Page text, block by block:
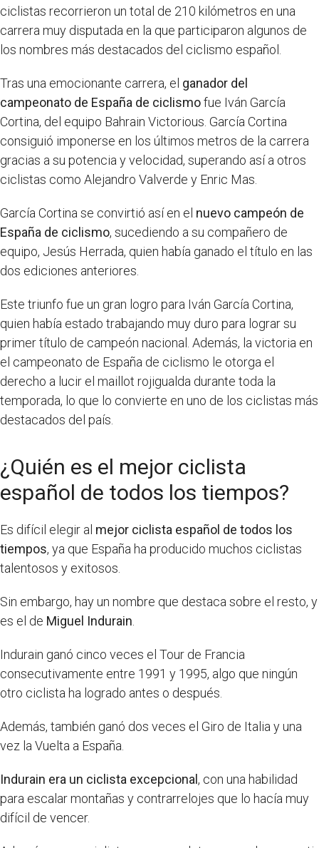
ciclistas recorrieron un total de 210 kilómetros en una
carrera muy disputada en la que participaron algunos de
los nombres más destacados del ciclismo español.
Tras una emocionante carrera, el ganador del
campeonato de España de ciclismofue Iván García
Cortina, del equipo Bahrain Victorious. García Cortina
consiguió imponerse en los últimos metros de la carrera
gracias a su potencia y velocidad, superando así a otros
ciclistas como Alejandro Valverde y Enric Mas.
García Cortina se convirtió así en el nuevo campeón de
España de ciclismo, sucediendo a su compañero de
equipo, Jesús Herrada, quien había ganado el título en las
dos ediciones anteriores.
Este triunfo fue un gran logro para Iván García Cortina,
quien había estado trabajando muy duro para lograr su
primer título de campeón nacional. Además, la victoria en
el campeonato de España de ciclismo le otorga el
derecho a lucir el maillot rojigualda durante toda la
temporada, lo que lo convierte en uno de los ciclistas más
destacados del país.
¿Quién es el mejor ciclista
español de todos los tiempos?
Es difícil elegir al mejor ciclista español de todos los
tiempos, ya que España ha producido muchos ciclistas
talentosos y exitosos.
Sin embargo, hay un nombre que destaca sobre el resto, y
es el de Miguel Indurain
Indurain ganó cinco veces el Tour de Francia
consecutivamente entre 1991 y 1995, algo que ningún
otro ciclista ha logrado antes o después.
Además, también ganó dos veces el Giro de Italia y una
vez la Vuelta a España.
Indurain era un ciclista excepcional, con una habilidad
para escalar montañas y contrarrelojes que lo hacía muy
difícil de vencer.